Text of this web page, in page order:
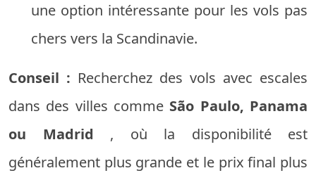
une option intéressante pour les vols pas
chers vers la Scandinavie.
Conseil : Recherchez des vols avec escales
dans des villes comme São Paulo, Panama
ou Madrid , où la disponibilité est
généralement plus grande et le prix final plus